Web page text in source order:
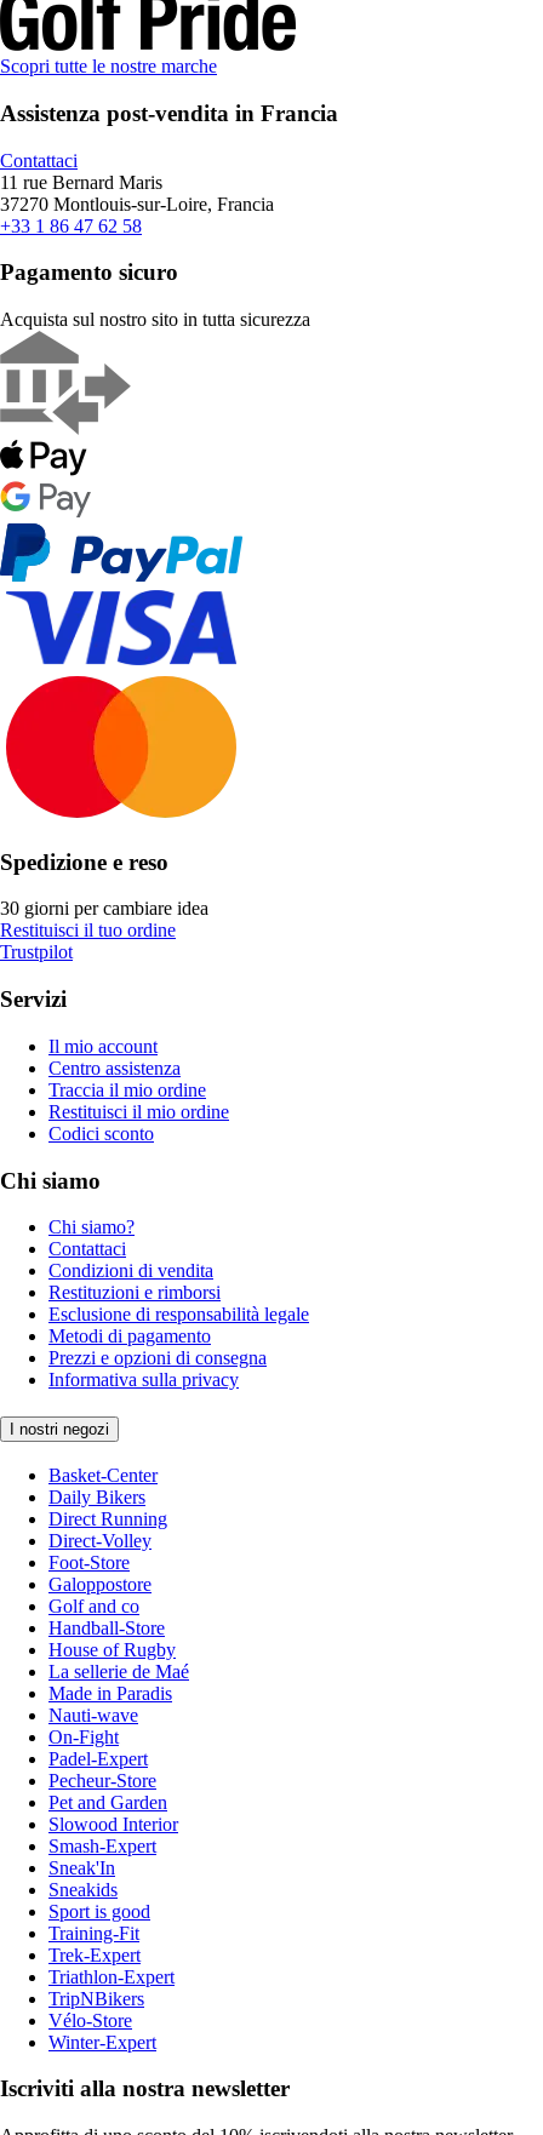
Scopri tutte le nostre marche
Assistenza post-vendita in Francia
Contattaci
11 rue Bernard Maris
37270 Montlouis-sur-Loire, Francia
+33 1 86 47 62 58
Pagamento sicuro
Acquista sul nostro sito in tutta sicurezza
Spedizione e reso
30 giorni per cambiare idea
Restituisci il tuo ordine
Trustpilot
Servizi
Il mio account
Centro assistenza
Traccia il mio ordine
Restituisci il mio ordine
Codici sconto
Chi siamo
Chi siamo?
Contattaci
Condizioni di vendita
Restituzioni e rimborsi
Esclusione di responsabilità legale
Metodi di pagamento
Prezzi e opzioni di consegna
Informativa sulla privacy
I nostri negozi
Basket-Center
Daily Bikers
Direct Running
Direct-Volley
Foot-Store
Galoppostore
Golf and co
Handball-Store
House of Rugby
La sellerie de Maé
Made in Paradis
Nauti-wave
On-Fight
Padel-Expert
Pecheur-Store
Pet and Garden
Slowood Interior
Smash-Expert
Sneak'In
Sneakids
Sport is good
Training-Fit
Trek-Expert
Triathlon-Expert
TripNBikers
Vélo-Store
Winter-Expert
Iscriviti alla nostra newsletter